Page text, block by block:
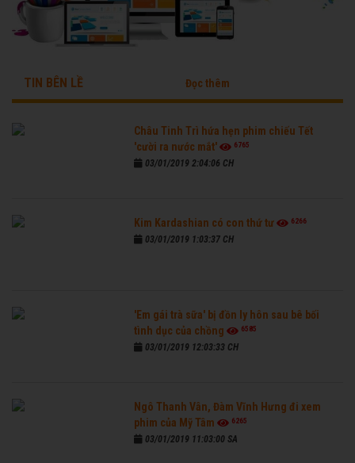
TIN BÊN LỀ Đọc thêm
Châu Tinh Trì hứa hẹn phim chiếu Tết
'cười ra nước mắt'
6765
03/01/2019 2:04:06 CH
Kim Kardashian có con thứ tư 6266
03/01/2019 1:03:37 CH
'Em gái trà sữa' bị đồn ly hôn sau bê bối
tình dục của chồng
6585
03/01/2019 12:03:33 CH
Ngô Thanh Vân, Đàm Vĩnh Hưng đi xem
phim của Mỹ Tâm
6265
03/01/2019 11:03:00 SA